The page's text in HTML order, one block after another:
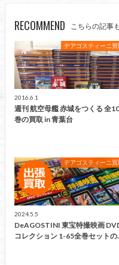
RECOMMEND こちらの記事
デアゴスティーニ買
2016.6.1
週刊 航空母艦 赤城をつくる 全
巻の買取 in 青葉台
デアゴスティーニ買
2024.5.5
DeAGOSTINI 東宝特撮映画
コレクション 1-65全巻セット